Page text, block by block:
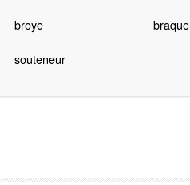
broye braque
souteneur